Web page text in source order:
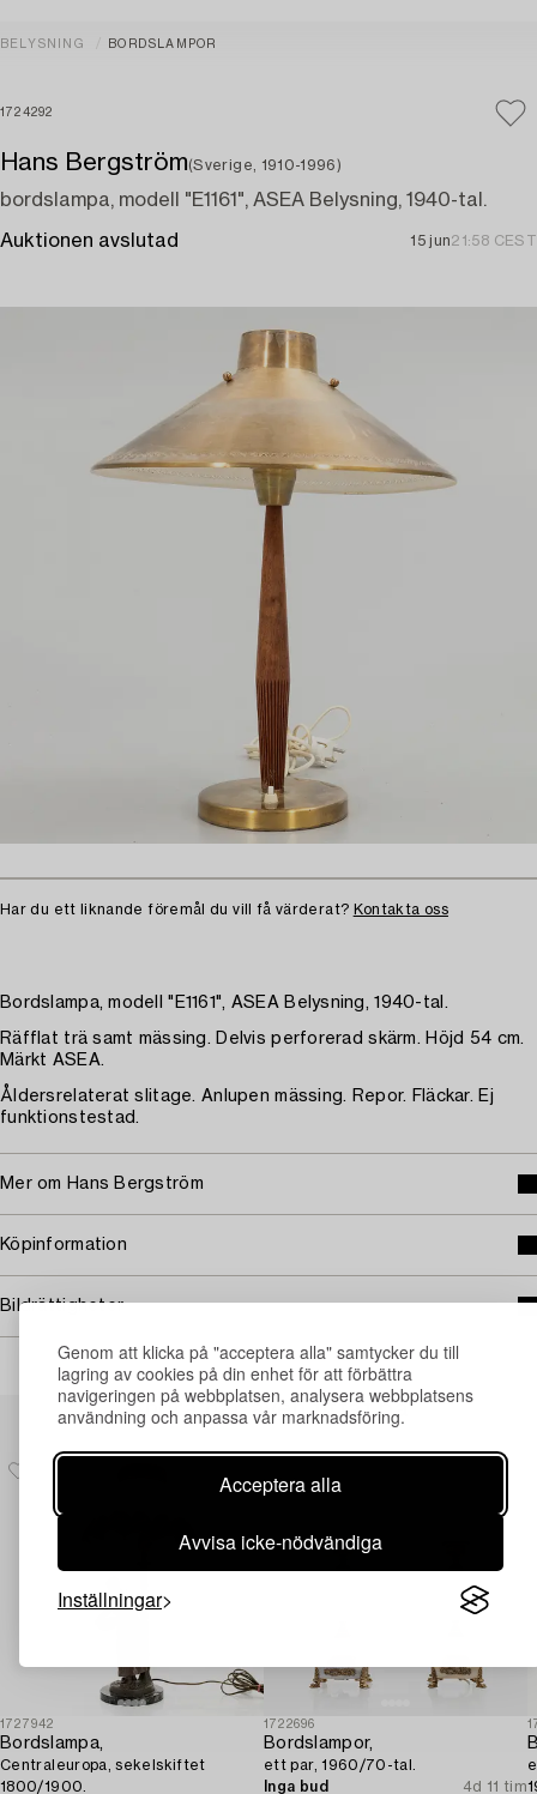
Genom att klicka på "acceptera alla" samtycker du till
lagring av cookies på din enhet för att förbättra
navigeringen på webbplatsen, analysera webbplatsens
användning och anpassa vår marknadsföring.
Acceptera alla
Avvisa icke-nödvändiga
Inställningar
BELYSNING BORDSLAMPOR
1724292
Hans Bergström(Sverige, 1910-1996)
bordslampa, modell "E1161", ASEA Belysning, 1940-tal.
Auktionen avslutad 15 jun21:58 CEST
Har du ett liknande föremål du vill få värderat? Kontakta oss
Bordslampa, modell "E1161", ASEA Belysning, 1940-tal.
Räfflat trä samt mässing. Delvis perforerad skärm. Höjd 54 cm.
Märkt ASEA.
Åldersrelaterat slitage. Anlupen mässing. Repor. Fläckar. Ej
funktionstestad.
Mer om Hans Bergström
Köpinformation
Bildrättigheter
Andra har även tittat på
1727942
Bordslampa,
Centraleuropa, sekelskiftet
1800/1900.
1722696
Bordslampor,
ett par, 1960/70-tal.
Inga bud
4d 11 tim